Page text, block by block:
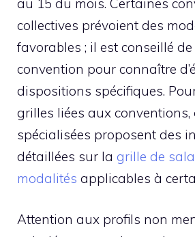
collectives prévoient des
favorables ; il est conseillé
convention pour connaître
dispositions spécifiques.
grilles liées aux conventions,
spécialisées proposent des
détaillées sur la grille de
modalités applicables à
Attention aux profils non